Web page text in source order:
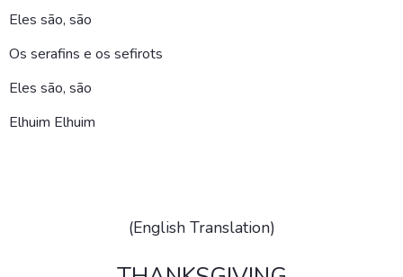
Eles são, são
Os serafins e os sefirots
Eles são, são
Elhuim Elhuim
(English Translation)